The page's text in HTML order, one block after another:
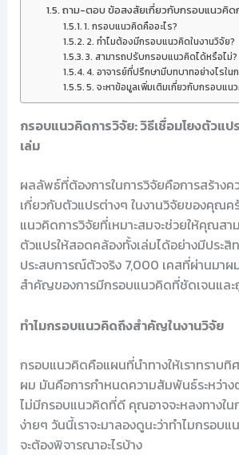
ถาม-ตอบ ข้อสงสัยเกี่ยวกับกรอบแนวคิด
1. กรอบแนวคิดคืออะไร?
2. ทำไมต้องมีกรอบแนวคิดในงานวิจัย?
3. สามารถปรับกรอบแนวคิดได้หรือไม่?
4. อาจารย์ที่ปรึกษามีบทบาทอย่างไรใน
5. จะหาข้อมูลเพิ่มเติมเกี่ยวกับกรอบแน
กรอบแนวคิดการวิจัย: วิธีเชื่อมโยงตัวแ
เล่ม
ผลลัพธ์ที่ต้องการในการวิจัยคือการสร้างค
เกี่ยวกับตัวแปรต่างๆ ในงานวิจัยของคุณค
แนวคิดการวิจัยที่เหมาะสมจะช่วยให้คุณสา
ตัวแปรให้สอดคล้องทั้งเล่มได้อย่างมีประสิ
ประสบการณ์ตัวจริง 7,000 เคสที่ผ่านมาผ
สำคัญของการมีกรอบแนวคิดที่ชัดเจนแล
ทำไมกรอบแนวคิดถึงสำคัญในงานวิจัย
กรอบแนวคิดคือแผนที่นำทางให้เราทราบทิ
ผม มันคือการกำหนดความสัมพันธ์ระหว่าง
ไม่มีกรอบแนวคิดที่ดี คุณอาจจะหลงทางใน
ง่ายๆ วันนี้เราจะมาลองดูนะว่าทำไมกรอบ
จะต้องพิจารณาอะไรบ้าง